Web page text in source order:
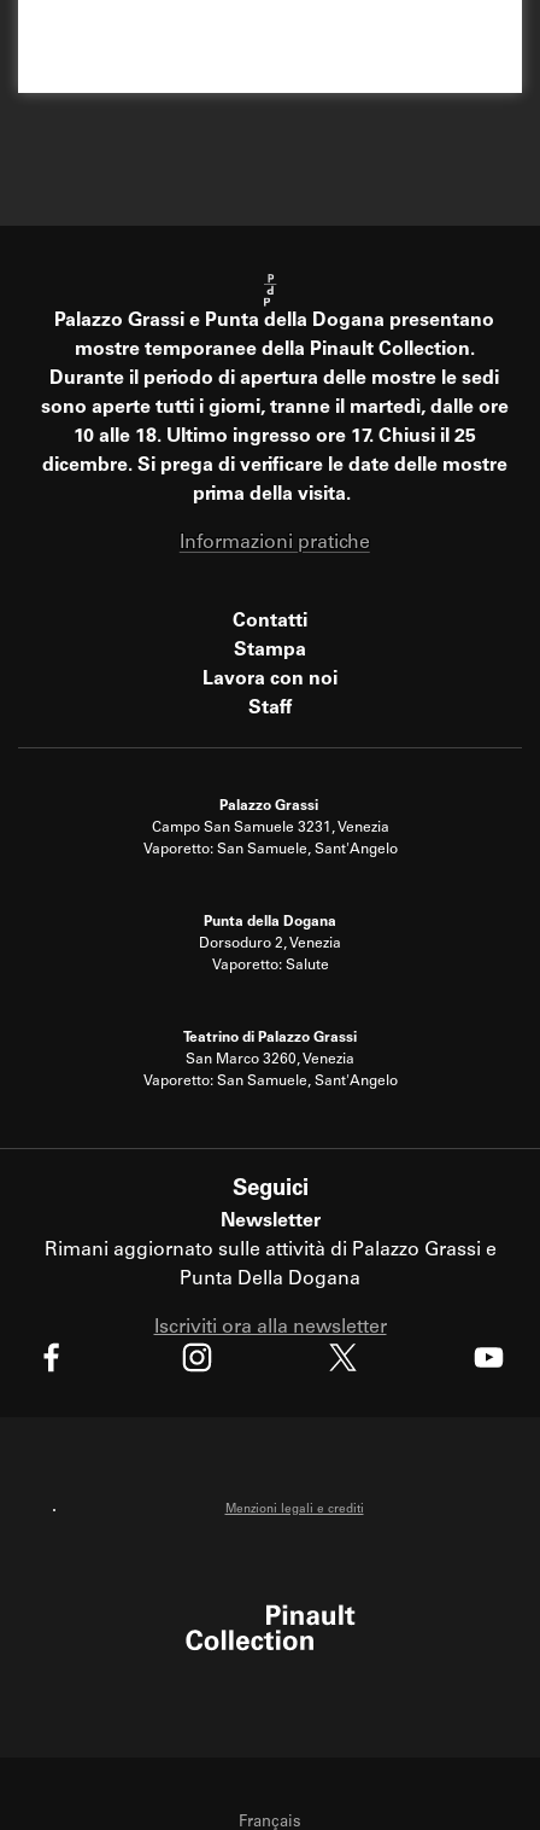
Palazzo Grassi e Punta della Dogana presentano
mostre temporanee della Pinault Collection.
Durante il periodo di apertura delle mostre le sedi
sono aperte tutti i giorni, tranne il martedì, dalle ore
10 alle 18. Ultimo ingresso ore 17. Chiusi il 25
dicembre. Si prega di verificare le date delle mostre
prima della visita.
Informazioni pratiche
Contatti
Stampa
Lavora con noi
Staff
Palazzo Grassi
Campo San Samuele 3231, Venezia
Vaporetto: San Samuele, Sant'Angelo
Punta della Dogana
Dorsoduro 2, Venezia
Vaporetto: Salute
Teatrino di Palazzo Grassi
San Marco 3260, Venezia
Vaporetto: San Samuele, Sant'Angelo
Seguici
Newsletter
Rimani aggiornato sulle attività di Palazzo Grassi e
Punta Della Dogana
Iscriviti ora alla newsletter
Menzioni legali e crediti
Français